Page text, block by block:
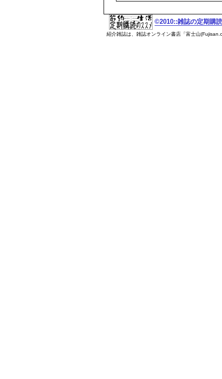
©2010::雑誌の定期購
紹介雑誌は、雑誌オンライン書店「富士山